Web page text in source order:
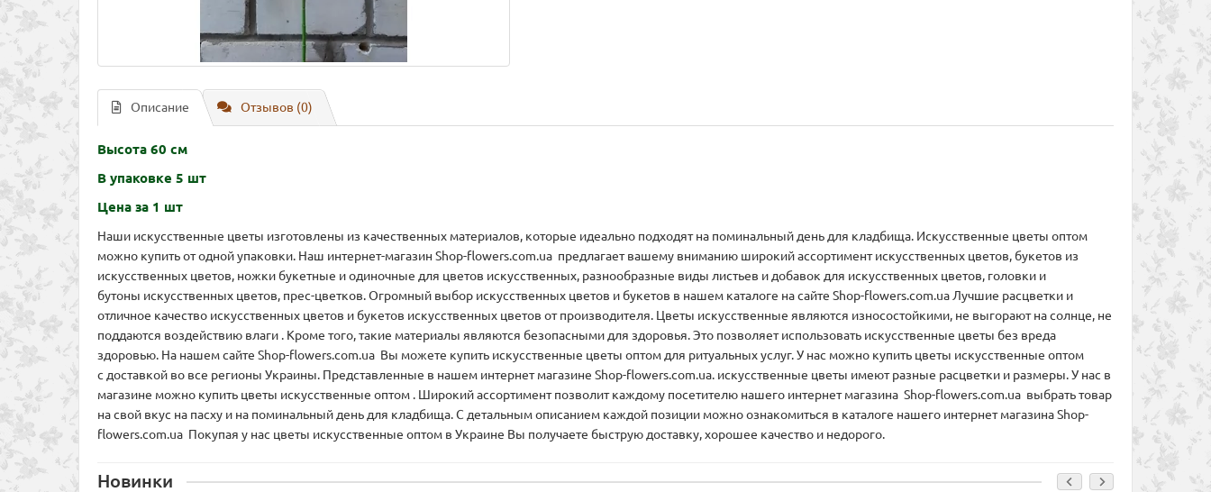
Описание Отзывов (0)
Высота 60 см
В упаковке 5 шт
Цена за 1 шт
Наши искусственные цветы изготовлены из качественных материалов, которые идеально подходят на поминальный день для кладбища. Искусственные цветы оптом
можно купить от одной упаковки. Наш интернет-магазин Shop-flowers.com.ua предлагает вашему вниманию широкий ассортимент искусственных цветов, букетов из
искусственных цветов, ножки букетные и одиночные для цветов искусственных, разнообразные виды листьев и добавок для искусственных цветов, головки и
бутоны искусственных цветов, прес-цветков. Огромный выбор искусственных цветов и букетов в нашем каталоге на сайте Shop-flowers.com.ua Лучшие расцветки и
отличное качество искусственных цветов и букетов искусственных цветов от производителя. Цветы искусственные являются износостойкими, не выгорают на солнце, не
поддаются воздействию влаги . Кроме того, такие материалы являются безопасными для здоровья. Это позволяет использовать искусственные цветы без вреда
здоровью. На нашем сайте Shop-flowers.com.ua Вы можете купить искусственные цветы оптом для ритуальных услуг. У нас можно купить цветы искусственные оптом
с доставкой во все регионы Украины. Представленные в нашем интернет магазине Shop-flowers.com.ua. искусственные цветы имеют разные расцветки и размеры. У нас в
магазине можно купить цветы искусственные оптом . Широкий ассортимент позволит каждому посетителю нашего интернет магазина Shop-flowers.com.ua выбрать товар
на свой вкус на пасху и на поминальный день для кладбища. С детальным описанием каждой позиции можно ознакомиться в каталоге нашего интернет магазина Shop-
flowers.com.ua Покупая у нас цветы искусственные оптом в Украине Вы получаете быструю доставку, хорошее качество и недорого.
Новинки